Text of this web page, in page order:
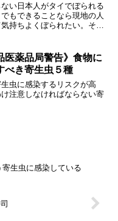
い日本人がタイでぼられる
もできることなら現地の人
持ちよくぼられたい。それ
医薬品局警告》食物に
べき寄生虫５種
虫に感染するリスクが高
注意しなければならない寄
寄生虫に感染している